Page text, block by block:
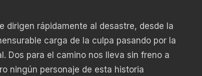
dirigen rápidamente al desastre, desde la
carga de la culpa pasando por la
Dos para el camino nos lleva sin freno a
ningún personaje de esta historia